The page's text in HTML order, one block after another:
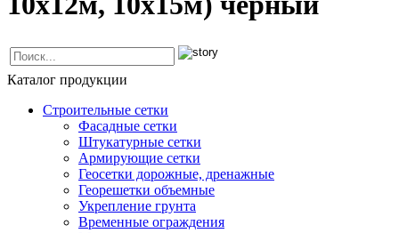
Каталог продукции
Строительные сетки
Фасадные сетки
Штукатурные сетки
Армирующие сетки
Геосетки дорожные, дренажные
Георешетки объемные
Укрепление грунта
Временные ограждения